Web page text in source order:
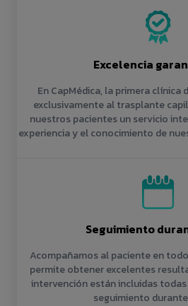
Excelencia
En CapMédica, la primera clínica
exclusivamente al trasplante
nuestros pacientes un servicio
experiencia y el conocimiento de
Seguimiento
Acompañamos al paciente en
permite obtener excelentes
intervención están incluidas
seguimiento